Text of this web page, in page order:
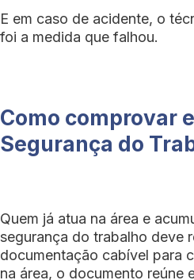
E em caso de acidente, o
foi a medida que falhou.
Como comprovar
Segurança do
Quem já atua na área e
segurança do trabalho deve
documentação cabível para
na área, o documento reúne